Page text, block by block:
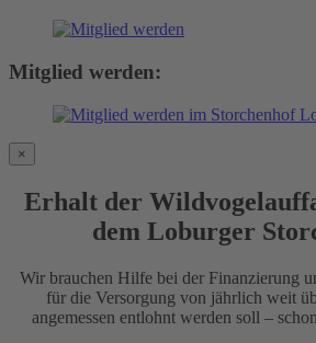
Mitglied werden:
×
Erhalt der
dem Loburger
Wir brauchen Hilfe bei der Finanzierung
für die Versorgung von jährlich weit
angemessen entlohnt werden soll –